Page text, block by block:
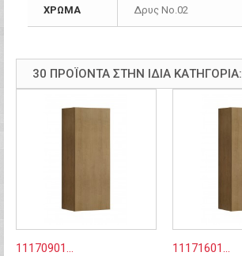
ΧΡΩΜΑ Δρυς Νο.02
30 ΠΡΟΪΌΝΤΑ ΣΤΗΝ ΊΔΙΑ ΚΑΤΗΓΟΡΊΑ:
11170901... 11171601...